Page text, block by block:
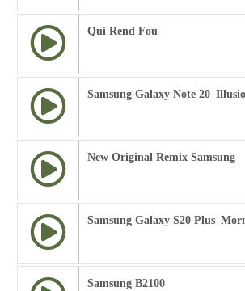
Qui Rend Fou
Samsung Galaxy Note
New Original Remix Samsung
Samsung Galaxy S20
Samsung B2100